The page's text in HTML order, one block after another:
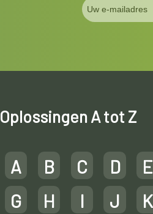
Oplossingen A tot Z
A B C D E
G
H I J K